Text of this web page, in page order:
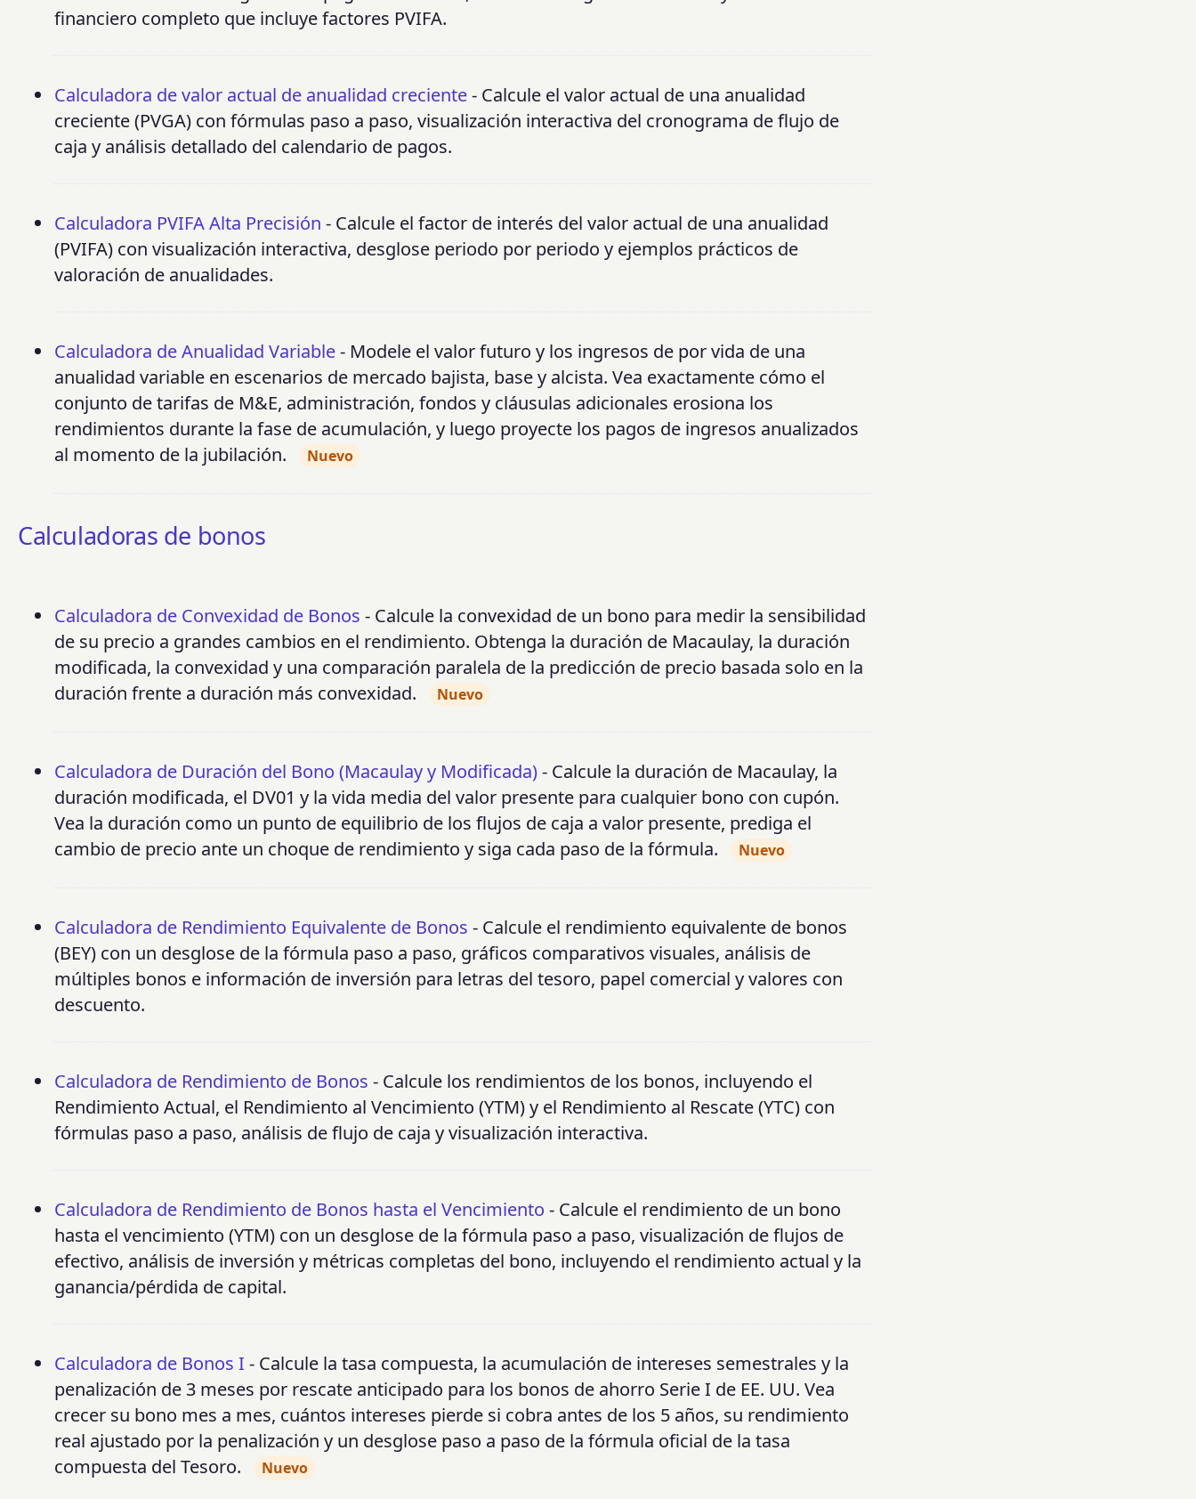
financiero completo que incluye factores PVIFA.
Calculadora de valor actual de anualidad creciente- Calcule el valor actual de una anualidad
creciente (PVGA) con fórmulas paso a paso, visualización interactiva del cronograma de flujo de
caja y análisis detallado del calendario de pagos.
Calculadora PVIFA Alta Precisión - Calcule el factor de interés del valor actual de una anualidad
(PVIFA) con visualización interactiva, desglose periodo por periodo y ejemplos prácticos de
valoración de anualidades.
Calculadora de Anualidad Variable- Modele el valor futuro y los ingresos de por vida de una
anualidad variable en escenarios de mercado bajista, base y alcista. Vea exactamente cómo el
conjunto de tarifas de M&E, administración, fondos y cláusulas adicionales erosiona los
rendimientos durante la fase de acumulación, y luego proyecte los pagos de ingresos anualizados
al momento de la jubilación.
Nuevo
Calculadoras de bonos
Calculadora de Convexidad de Bonos - Calcule la convexidad de un bono para medir la sensibilidad
de su precio a grandes cambios en el rendimiento. Obtenga la duración de Macaulay, la duración
modificada, la convexidad y una comparación paralela de la predicción de precio basada solo en la
duración frente a duración más convexidad.
Nuevo
Calculadora de Duración del Bono (Macaulay y Modificada)- Calcule la duración de Macaulay, la
duración modificada, el DV01 y la vida media del valor presente para cualquier bono con cupón.
Vea la duración como un punto de equilibrio de los flujos de caja a valor presente, prediga el
cambio de precio ante un choque de rendimiento y siga cada paso de la fórmula.
Nuevo
Calculadora de Rendimiento Equivalente de Bonos - Calcule el rendimiento equivalente de bonos
(BEY) con un desglose de la fórmula paso a paso, gráficos comparativos visuales, análisis de
múltiples bonos e información de inversión para letras del tesoro, papel comercial y valores con
descuento.
Calculadora de Rendimiento de Bonos - Calcule los rendimientos de los bonos, incluyendo el
Rendimiento Actual, el Rendimiento al Vencimiento (YTM) y el Rendimiento al Rescate (YTC) con
fórmulas paso a paso, análisis de flujo de caja y visualización interactiva.
Calculadora de Rendimiento de Bonos hasta el Vencimiento - Calcule el rendimiento de un bono
hasta el vencimiento (YTM) con un desglose de la fórmula paso a paso, visualización de flujos de
efectivo, análisis de inversión y métricas completas del bono, incluyendo el rendimiento actual y la
ganancia/pérdida de capital.
Calculadora de Bonos I - Calcule la tasa compuesta, la acumulación de intereses semestrales y la
penalización de 3 meses por rescate anticipado para los bonos de ahorro Serie I de EE. UU. Vea
crecer su bono mes a mes, cuántos intereses pierde si cobra antes de los 5 años, su rendimiento
real ajustado por la penalización y un desglose paso a paso de la fórmula oficial de la tasa
compuesta del Tesoro.
Nuevo